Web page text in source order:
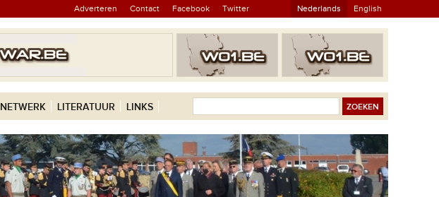
Adverteren Contact Facebook Twitter Nederlands English
NETWERK LITERATUUR LINKS